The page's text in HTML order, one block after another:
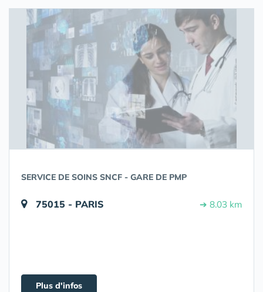
SERVICE DE SOINS SNCF - GARE DE PMP
75015 - PARIS ➔ 8.03 km
Plus d'infos